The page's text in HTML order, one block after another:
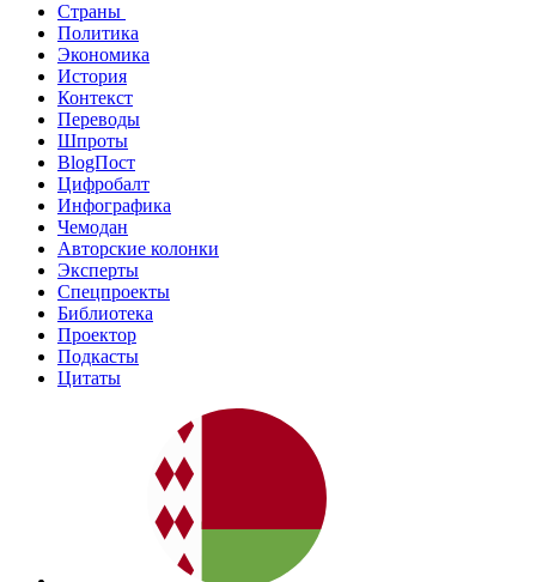
Страны
Политика
Экономика
История
Контекст
Переводы
Шпроты
BlogПост
Цифробалт
Инфографика
Чемодан
Авторские колонки
Эксперты
Спецпроекты
Библиотека
Проектор
Подкасты
Цитаты